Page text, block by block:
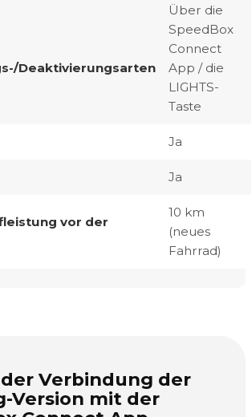
Deaktivierungsarten
Über die
SpeedBox
Connect
App / die
LIGHTS-
Taste
Ja
Ja
vor der
10 km
(neues
Fahrrad)
Verbindung der
Version mit der